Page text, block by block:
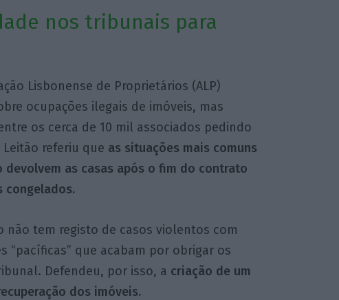
nos tribunais para
Lisbonense de Proprietários (ALP)
ocupações ilegais de imóveis, mas
os cerca de 10 mil associados pedindo
referiu que as situações mais comuns
as casas após o fim do contrato
congelados.
não tem registo de casos violentos com
“pacíficas” que acabam por obrigar os
Defendeu, por isso, a criação de um
dos imóveis.